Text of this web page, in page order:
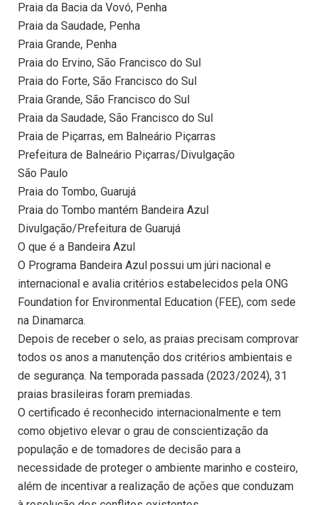
Praia da Bacia da Vovó, Penha
Praia da Saudade, Penha
Praia Grande, Penha
Praia do Ervino, São Francisco do Sul
Praia do Forte, São Francisco do Sul
Praia Grande, São Francisco do Sul
Praia da Saudade, São Francisco do Sul
Praia de Piçarras, em Balneário Piçarras
Prefeitura de Balneário Piçarras/Divulgação
São Paulo
Praia do Tombo, Guarujá
Praia do Tombo mantém Bandeira Azul
Divulgação/Prefeitura de Guarujá
O que é a Bandeira Azul
O Programa Bandeira Azul possui um júri nacional e
internacional e avalia critérios estabelecidos pela ONG
Foundation for Environmental Education (FEE), com sede
na Dinamarca.
Depois de receber o selo, as praias precisam comprovar
todos os anos a manutenção dos critérios ambientais e
de segurança. Na temporada passada (2023/2024), 31
praias brasileiras foram premiadas.
O certificado é reconhecido internacionalmente e tem
como objetivo elevar o grau de conscientização da
população e de tomadores de decisão para a
necessidade de proteger o ambiente marinho e costeiro,
além de incentivar a realização de ações que conduzam